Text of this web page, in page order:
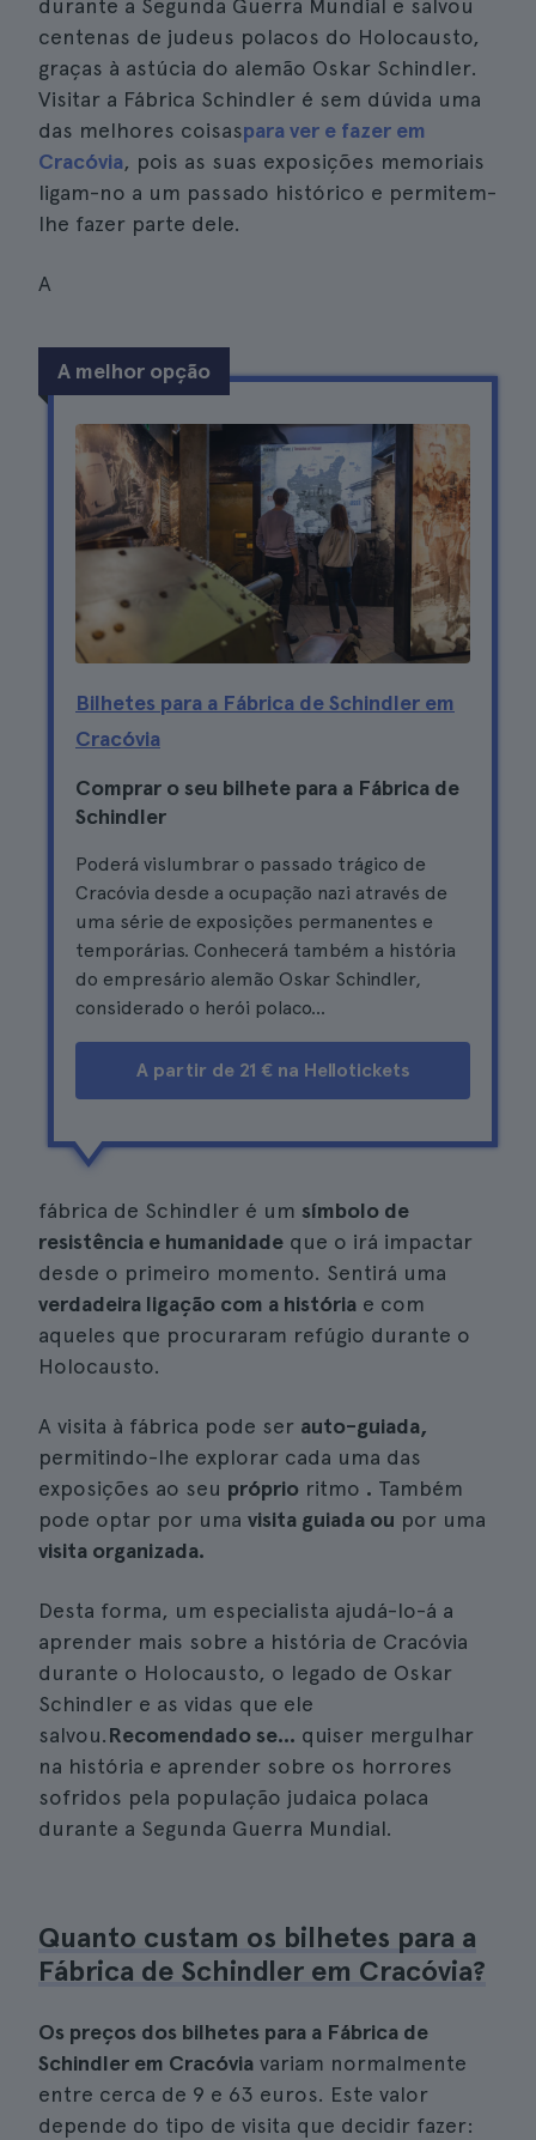
durante a Segunda Guerra Mundial e salvou
centenas de judeus polacos do Holocausto,
graças à astúcia do alemão Oskar Schindler.
Visitar a Fábrica Schindler é sem dúvida uma
das melhores coisaspara ver e fazer em
Cracóvia, pois as suas exposições memoriais
ligam-no a um passado histórico e permitem-
lhe fazer parte dele.
A
A melhor opção
Bilhetes para a Fábrica de Schindler em
Cracóvia
Comprar o seu bilhete para a Fábrica de
Schindler
Poderá vislumbrar o passado trágico de
Cracóvia desde a ocupação nazi através de
uma série de exposições permanentes e
temporárias. Conhecerá também a história
do empresário alemão Oskar Schindler,
considerado o herói polaco...
A partir de 21 € na Hellotickets
fábrica de Schindler é um símbolo de
resistência e humanidade que o irá impactar
desde o primeiro momento. Sentirá uma
verdadeira ligação com a história e com
aqueles que procuraram refúgio durante o
Holocausto.
A visita à fábrica pode ser auto-guiada,
permitindo-lhe explorar cada uma das
exposições ao seu próprio ritmo . Também
pode optar por uma visita guiada ou por uma
visita organizada.
Desta forma, um especialista ajudá-lo-á a
aprender mais sobre a história de Cracóvia
durante o Holocausto, o legado de Oskar
Schindler e as vidas que ele
salvou.Recomendado se... quiser mergulhar
na história e aprender sobre os horrores
sofridos pela população judaica polaca
durante a Segunda Guerra Mundial.
Quanto custam os bilhetes para a
Fábrica de Schindler em Cracóvia?
Os preços dos bilhetes para a Fábrica de
Schindler em Cracóvia variam normalmente
entre cerca de 9 e 63 euros. Este valor
depende do tipo de visita que decidir fazer: